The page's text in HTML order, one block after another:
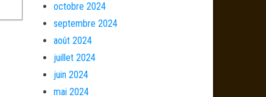
octobre 2024
septembre 2024
août 2024
juillet 2024
juin 2024
mai 2024